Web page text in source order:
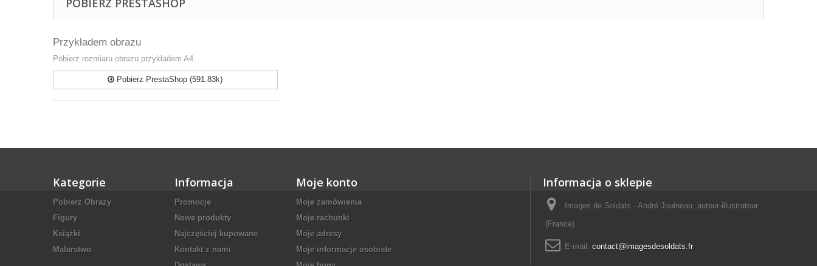
POBIERZ PRESTASHOP
Przykładem obrazu
Pobierz rozmiaru obrazu przykładem A4.
Pobierz PrestaShop (591.83k)
Kategorie
Pobierz Obrazy
Figury
Książki
Malarstwo
Informacja
Promocje
Nowe produkty
Najczęściej kupowane
Kontakt z nami
Moje konto
Moje zamówienia
Moje rachunki
Moje adresy
Moje informacje osobiste
Informacja o sklepie
Images de Soldats - André Jouineau, auteur-illustrateur
(France)
E-mail: contact@imagesdesoldats.fr